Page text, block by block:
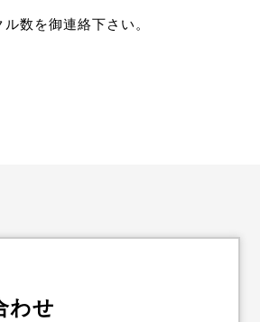
数を御連絡下さい。
わせ